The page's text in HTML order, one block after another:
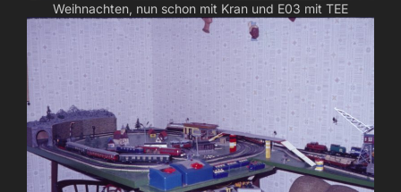
Weihnachten, nun schon mit Kran und E03 mit TEE